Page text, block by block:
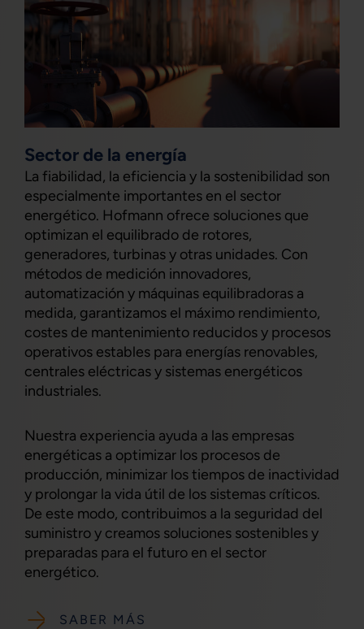
Sector de la energía
La fiabilidad, la eficiencia y la sostenibilidad son
especialmente importantes en el sector
energético. Hofmann ofrece soluciones que
optimizan el equilibrado de rotores,
generadores, turbinas y otras unidades. Con
métodos de medición innovadores,
automatización y máquinas equilibradoras a
medida, garantizamos el máximo rendimiento,
costes de mantenimiento reducidos y procesos
operativos estables para energías renovables,
centrales eléctricas y sistemas energéticos
industriales.
Nuestra experiencia ayuda a las empresas
energéticas a optimizar los procesos de
producción, minimizar los tiempos de inactividad
y prolongar la vida útil de los sistemas críticos.
De este modo, contribuimos a la seguridad del
suministro y creamos soluciones sostenibles y
preparadas para el futuro en el sector
energético.
SABER MÁS